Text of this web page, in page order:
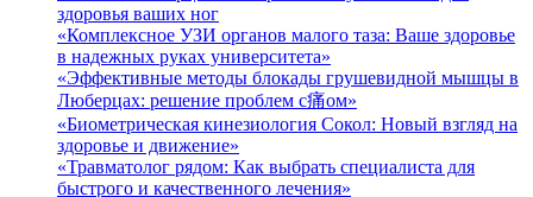
здоровья ваших ног
«Комплексное УЗИ органов малого таза: Ваше здоровье
в надежных руках университета»
«Эффективные методы блокады грушевидной мышцы в
Люберцах: решение проблем с痛ом»
«Биометрическая кинезиология Сокол: Новый взгляд на
здоровье и движение»
«Травматолог рядом: Как выбрать специалиста для
быстрого и качественного лечения»